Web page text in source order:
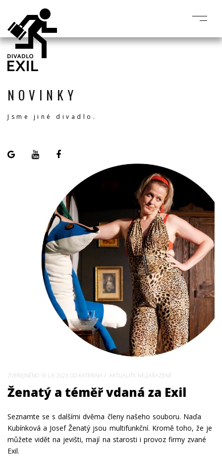
NOVINKY
Jsme jiné divadlo.
ZVEŘEJNĚNO 16 LIS 2023 OD KATERINA AKTUALITY NEZAŘAZENÉ
Ženatý a téměř vdaná za Exil
Seznamte se s dalšími dvěma členy našeho souboru. Naďa
Kubínková a Josef Ženatý jsou multifunkční. Kromě toho, že je
můžete vidět na jevišti, mají na starosti i provoz firmy zvané
Exil.